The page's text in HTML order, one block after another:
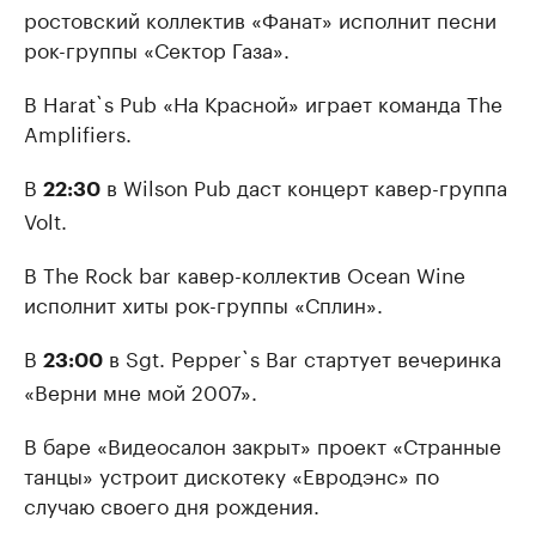
ростовский коллектив «Фанат» исполнит песни
рок-группы «Сектор Газа».
В Harat`s Pub «На Красной» играет команда The
Amplifiers.
В 22:30 в Wilson Pub даст концерт кавер-группа
Volt.
В The Rock bar кавер-коллектив Ocean Wine
исполнит хиты рок-группы «Сплин».
В 23:00 в Sgt. Pepper`s Bar стартует вечеринка
«Верни мне мой 2007».
В баре «Видеосалон закрыт» проект «Странные
танцы» устроит дискотеку «Евродэнс» по
случаю своего дня рождения.